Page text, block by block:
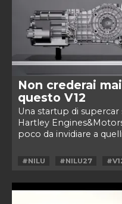
Non crederai
questo V12
Una startup di
Hartley
poco da invidiare a
#NILU #NILU27